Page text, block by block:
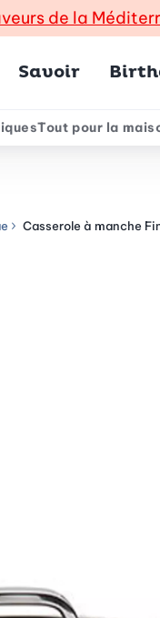
de la
Savoir
Tout pour la
Casserole à manche